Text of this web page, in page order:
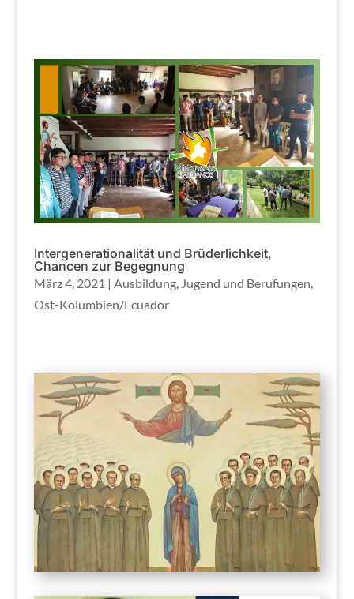
Intergenerationalität und Brüderlichkeit,
Chancen zur Begegnung
März 4, 2021 | Ausbildung, Jugend und Berufungen
Ost-Kolumbien/Ecuador